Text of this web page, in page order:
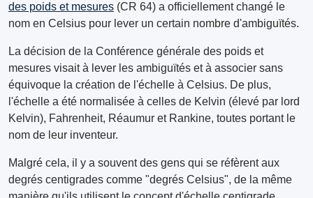
des poids et mesures (CR 64) a officiellement changé le
nom en Celsius pour lever un certain nombre d'ambiguïtés.
La décision de la Conférence générale des poids et
mesures visait à lever les ambiguïtés et à associer sans
équivoque la création de l'échelle à Celsius. De plus,
l'échelle a été normalisée à celles de Kelvin (élevé par lord
Kelvin), Fahrenheit, Réaumur et Rankine, toutes portant le
nom de leur inventeur.
Malgré cela, il y a souvent des gens qui se réfèrent aux
degrés centigrades comme "degrés Celsius", de la même